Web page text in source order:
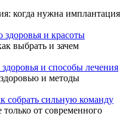
когда нужна имплантация
и красоты
выбрать и зачем
и способы лечения
и методы
собрать сильную команду
от современного